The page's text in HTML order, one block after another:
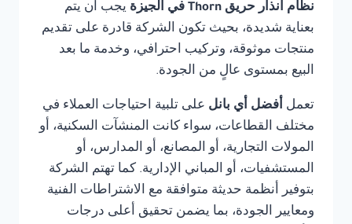
نظام انذار حريق Thorn في الجيزة
يجب أن يتم
بعناية شديدة، بحيث تكون الشركة قادرة على تقديم
منتجات موثوقة، وتركيب احترافي، وخدمة ما بعد
البيع بمستوى عالٍ من الجودة.
تعمل أفضل أي بانل على تلبية احتياجات العملاء في
مختلف القطاعات، سواء كانت المنشآت السكنية، أو
المولات التجارية، أو المصانع، أو المدارس، أو
المستشفيات، أو المباني الإدارية. كما تهتم الشركة
بتوفير أنظمة حديثة متوافقة مع الاشتراطات الفنية
ومعايير الجودة، بما يضمن تحقيق أعلى درجات